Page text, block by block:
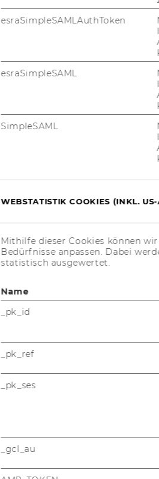
esraSimpleSAMLAuthToken
esraSimpleSAML
SimpleSAML
WEBSTATISTIK COOKIES (INKL.
Mithilfe dieser Cookies können
Bedürfnisse anpassen. Dabei
statistisch ausgewertet.
Name
_pk_id
_pk_ref
_pk_ses
_gcl_au